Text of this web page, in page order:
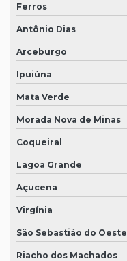
Ferros
Antônio Dias
Arceburgo
Ipuiúna
Mata Verde
Morada Nova de Minas
Coqueiral
Lagoa Grande
Açucena
Virgínia
São Sebastião do Oeste
Riacho dos Machados